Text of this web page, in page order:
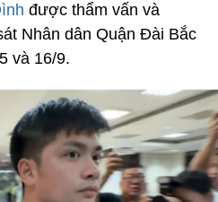
được thẩm vấn và
Nhân dân Quận Đài Bắc
và 16/9.